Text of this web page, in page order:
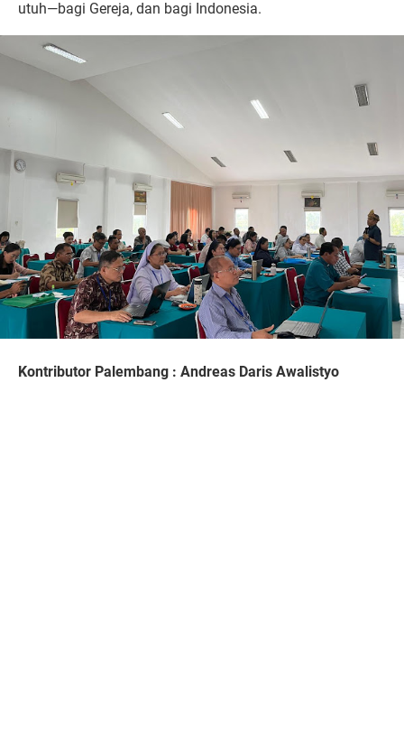
utuh—bagi Gereja, dan bagi Indonesia.
Kontributor Palembang : Andreas Daris Awalistyo